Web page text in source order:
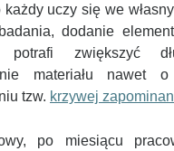
każdy uczy się we
dodanie
potrafi zwiększyć
materiału nawet
tzw. krzywej
po miesiącu